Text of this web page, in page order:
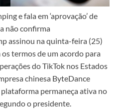
e fala em ‘aprovação’ de
não confirma
assinou na quinta-feira (25)
termos de um acordo para
do TikTok nos Estados
chinesa ByteDance
permaneça ativa no
o presidente.